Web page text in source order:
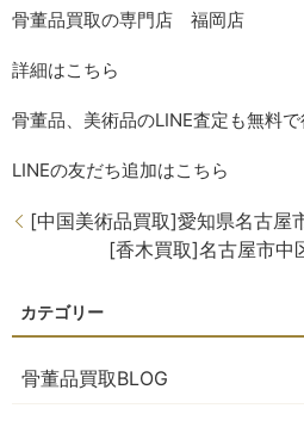
骨董品買取の専門店 福岡店
詳細はこちら
骨董品、美術品のLINE査定も無料
LINEの友だち追加はこちら
[中国美術品買取]愛知県名古屋
[香木買取]名古屋市中
骨董品買取BLOG